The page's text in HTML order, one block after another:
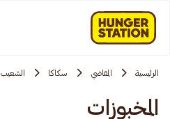
الرئيسية المقاضي سكاكا الشعيب
المخبوزات